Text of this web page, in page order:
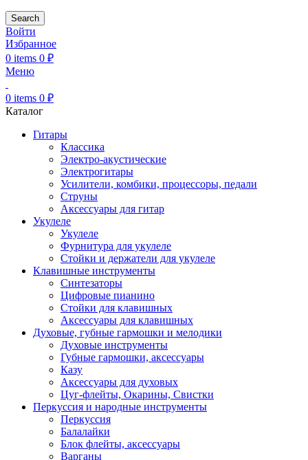
Search
Войти
Избранное
0 items 0 ₽
Меню
0 items 0 ₽
Каталог
Гитары
Классика
Электро-акустические
Электрогитары
Усилители, комбики, процессоры, педали
Струны
Аксессуары для гитар
Укулеле
Укулеле
Фурнитура для укулеле
Стойки и держатели для укулеле
Клавишные инструменты
Синтезаторы
Цифровые пианино
Стойки для клавишных
Аксессуары для клавишных
Духовые, губные гармошки и мелодики
Духовые инструменты
Губные гармошки, аксессуары
Казу
Аксессуары для духовых
Цуг-флейты, Окарины, Свистки
Перкуссия и народные инструменты
Перкуссия
Балалайки
Блок флейты, аксессуары
Варганы